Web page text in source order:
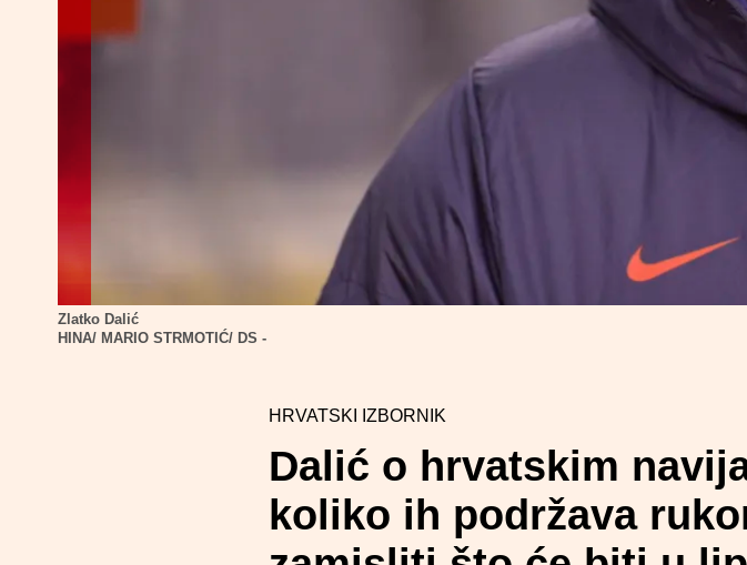
Zlatko Dalić
HINA/ MARIO STRMOTIĆ/ DS -
HRVATSKI IZBORNIK
Dalić o hrvatskim
koliko ih podržava